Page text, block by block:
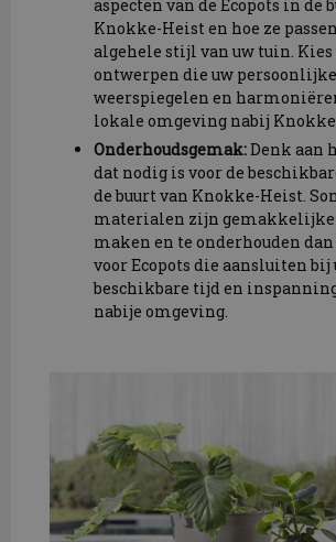
aspecten van de Ecopots in de
Knokke-Heist en hoe ze
algehele stijl van uw tuin. Kies
ontwerpen die uw
weerspiegelen en
lokale omgeving nabij
Onderhoudsgemak:Denk aan
dat nodig is voor de
de buurt van Knokke-Heist.
materialen zijn
maken en te onderhouden
voor Ecopots die aansluiten bij
beschikbare tijd en
nabije omgeving.